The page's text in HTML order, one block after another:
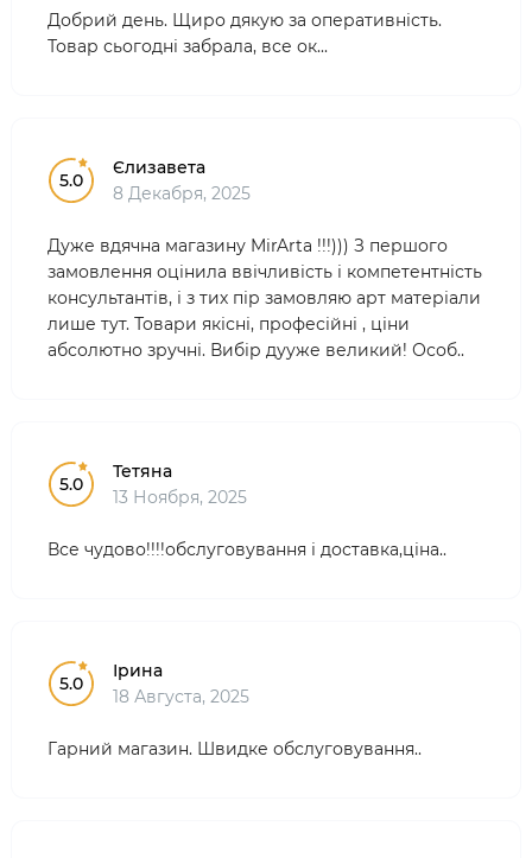
Добрий день. Щиро дякую за оперативність.
Товар сьогодні забрала, все ок...
5.0
Єлизавета
8 Декабря, 2025
Дуже вдячна магазину MirArta !!!))) З першого
замовлення оцінила ввічливість і компетентність
консультантів, і з тих пір замовляю арт матеріали
лише тут. Товари якісні, професійні , ціни
абсолютно зручні. Вибір дууже великий! Особ..
5.0
Тетяна
13 Ноября, 2025
Все чудово!!!!обслуговування і доставка,ціна..
5.0
Ірина
18 Августа, 2025
Гарний магазин. Швидке обслуговування..